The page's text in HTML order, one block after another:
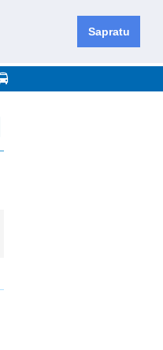
Sapratu